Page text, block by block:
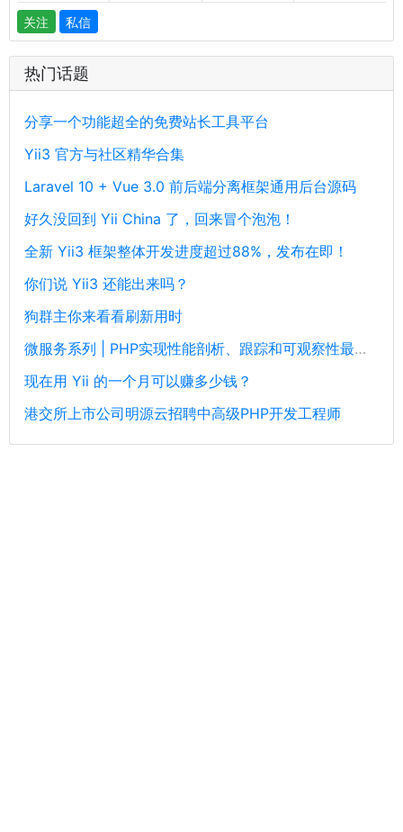
关注 私信
热门话题
分享一个功能超全的免费站长工具平台
Yii3 官方与社区精华合集
Laravel 10 + Vue 3.0 前后端分离框架通用后台源码
好久没回到 Yii China 了，回来冒个泡泡！
全新 Yii3 框架整体开发进度超过88%，发布在即！
你们说 Yii3 还能出来吗？
狗群主你来看看刷新用时
微服务系列 | PHP实现性能剖析、跟踪和可观察性最佳实践
现在用 Yii 的一个月可以赚多少钱？
港交所上市公司明源云招聘中高级PHP开发工程师